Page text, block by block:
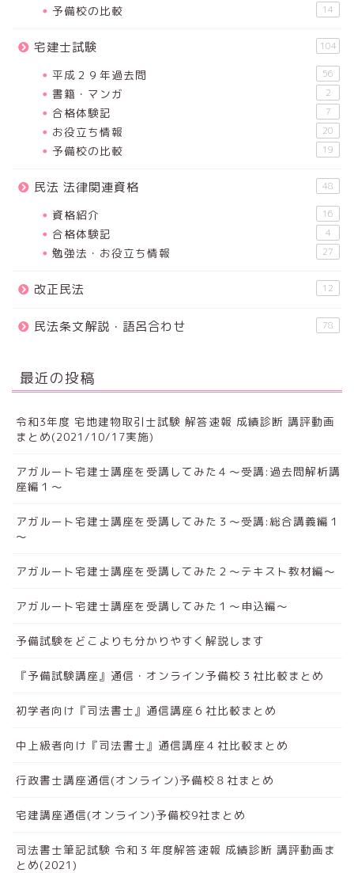
予備校の比較 14
宅建士試験 104
平成２９年過去問 56
書籍・マンガ 2
合格体験記 7
お役立ち情報 20
予備校の比較 19
民法 法律関連資格 48
資格紹介 16
合格体験記 4
勉強法・お役立ち情報 27
改正民法 12
民法条文解説・語呂合わせ 78
最近の投稿
令和3年度 宅地建物取引士試験 解答速報 成績診断 講評動画
まとめ(2021/10/17実施)
アガルート宅建士講座を受講してみた４～受講:過去問解析講
座編１～
アガルート宅建士講座を受講してみた３～受講:総合講義編１
～
アガルート宅建士講座を受講してみた２～テキスト教材編～
アガルート宅建士講座を受講してみた１～申込編～
予備試験をどこよりも分かりやすく解説します
『予備試験講座』通信・オンライン予備校３社比較まとめ
初学者向け『司法書士』通信講座６社比較まとめ
中上級者向け『司法書士』通信講座４社比較まとめ
行政書士講座通信(オンライン)予備校８社まとめ
宅建講座通信(オンライン)予備校9社まとめ
司法書士筆記試験 令和３年度解答速報 成績診断 講評動画ま
とめ(2021)